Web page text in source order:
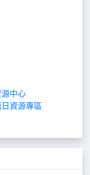
中心
資源專區